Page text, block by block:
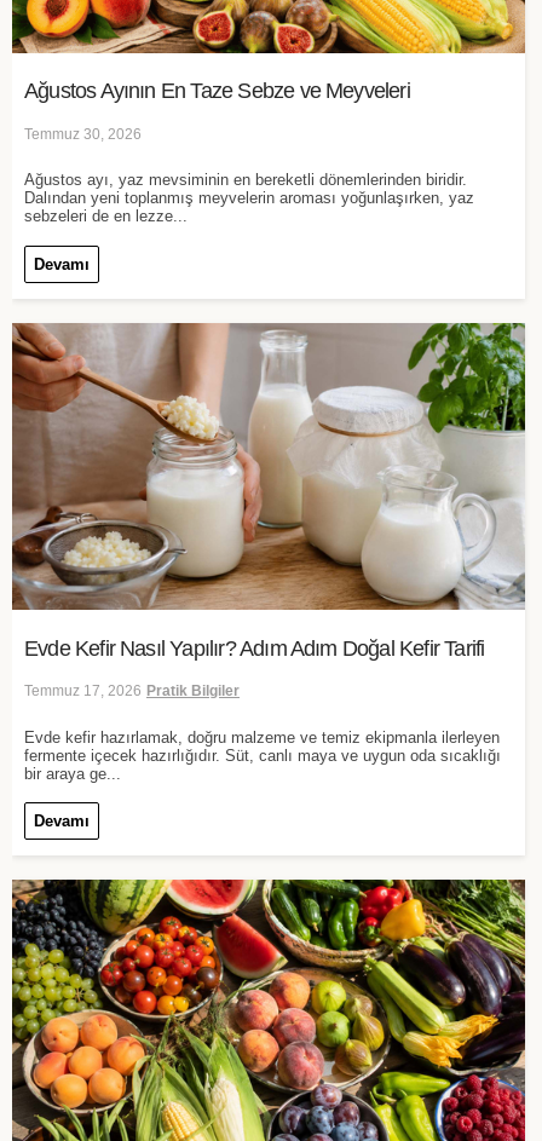
Ağustos Ayının En Taze Sebze ve Meyveleri
Temmuz 30, 2026
Ağustos ayı, yaz mevsiminin en bereketli dönemlerinden biridir.
Dalından yeni toplanmış meyvelerin aroması yoğunlaşırken, yaz
sebzeleri de en lezze...
Devamı
Evde Kefir Nasıl Yapılır? Adım Adım Doğal Kefir Tarifi
Temmuz 17, 2026 Pratik Bilgiler
Evde kefir hazırlamak, doğru malzeme ve temiz ekipmanla ilerleyen
fermente içecek hazırlığıdır. Süt, canlı maya ve uygun oda sıcaklığı
bir araya ge...
Devamı